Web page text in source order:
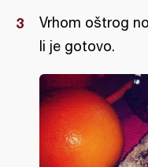
Vrhom oštrog
li je gotovo.